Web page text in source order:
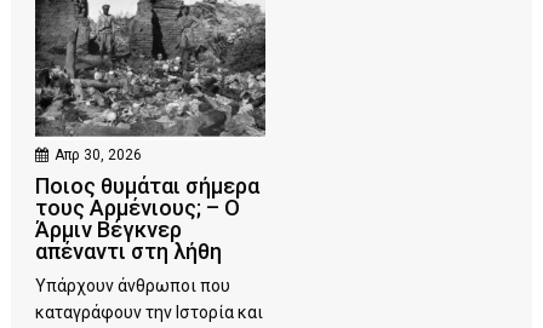
Απρ 30, 2026
Ποιος θυμάται σήμερα
τους Αρμένιους; – Ο
Άρμιν Βέγκνερ
απέναντι στη λήθη
Υπάρχουν άνθρωποι που
καταγράφουν την Ιστορία και